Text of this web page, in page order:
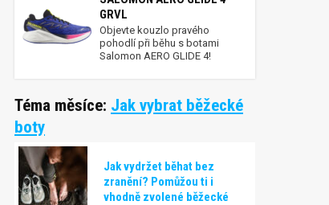
GRVL
Objevte kouzlo pravého
pohodlí při běhu s botami
Salomon AERO GLIDE 4!
Téma měsíce: Jak vybrat běžecké
boty
Jak vydržet běhat bez
zranění? Pomůžou ti i
vhodně zvolené běžecké